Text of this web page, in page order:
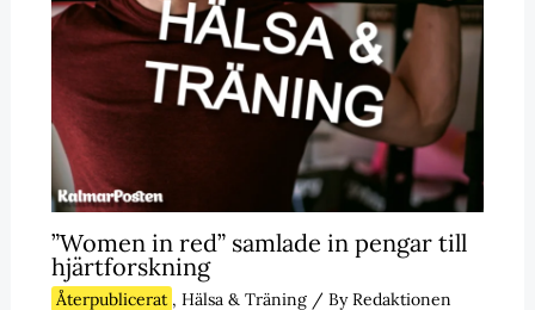
”Women in red” samlade in pengar till
hjärtforskning
Återpublicerat , Hälsa & Träning/ ByRedaktionen